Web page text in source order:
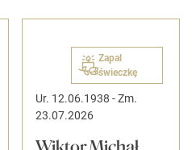
Zapal
świeczkę
Ur. 12.06.1938 -Zm.
23.07.2026